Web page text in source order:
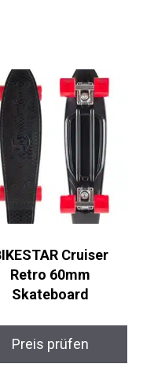
Retro 60mm
Skateboard
Preis prüfen